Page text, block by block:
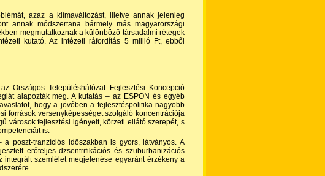
azaz a klímaváltozást, illetve annak jelenleg
annak módszertana bármely más magyarországi
megmutatkoznak a különböző társadalmi rétegek
kutató. Az intézeti ráfordítás 5 millió Ft, ebből
Országos Településhálózat Fejlesztési Koncepció
alapozták meg. A kutatás – az ESPON és egyéb
hogy a jövőben a fejlesztéspolitika nagyobb
források versenyképességet szolgáló koncentrációja
városok fejlesztési igényeit, körzeti ellátó szerepét, s
is.
poszt-tranzíciós időszakban is gyors, látványos. A
erőteljes dzsentrifikációs és szuburbanizációs
szemlélet megjelenése egyaránt érzékeny a